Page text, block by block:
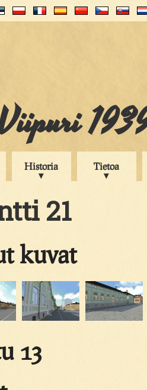
Historia Tietoa
21
kuvat
13